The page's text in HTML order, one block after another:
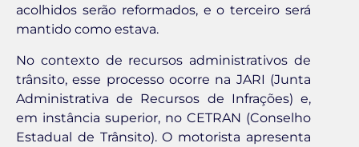
acolhidos serão reformados, e o terceiro será
mantido como estava.
No contexto de recursos administrativos de
trânsito, esse processo ocorre na JARI (Junta
Administrativa de Recursos de Infrações) e,
em instância superior, no CETRAN (Conselho
Estadual de Trânsito). O motorista apresenta